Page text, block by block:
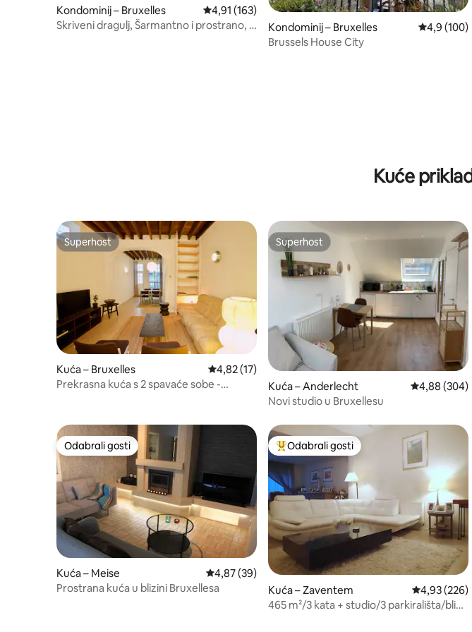
Kondominij – Bruxelles Prosječna ocjena: 4,91/5, recenzija: 163
4,91 (163)
Skriveni dragulj, Šarmantno i prostrano, U
Kondominij – Bruxelles Prosječna
4,9 (100)
Brussels House City
Kuće
Superhost
Superhost
Kuća – Bruxelles Prosječna ocjena: 4,82/5, recenzija: 17
4,82 (17)
Prekrasna kuća s 2 spavaće sobe -
Superhost
Superhost
Kuća – Anderlecht Prosječna
4,88 (304)
Novi studio u Bruxellesu
Odabrali gosti
Odabrali gosti
Kuća – Meise Prosječna ocjena: 4,87/5, recenzija: 39
4,87 (39)
Prostrana kuća u blizini Bruxellesa
Među najviše rangiranima s oznakom
Odabrali gosti
Kuća – Zaventem Prosječna
4,93 (226)
465 m²/3 kata + studio/3 parkirališta/blizu